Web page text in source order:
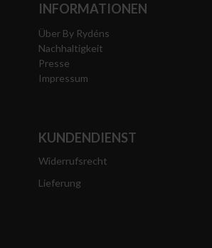
INFORMATIONEN
Über By Rydéns
Nachhaltigkeit
Presse
Impressum
KUNDENDIENST
Widerrufsrecht
Lieferung